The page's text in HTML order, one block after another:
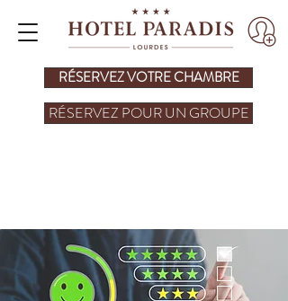
RÉSERVEZ VOTRE CHAMBRE
RÉSERVEZ POUR UN GROUPE